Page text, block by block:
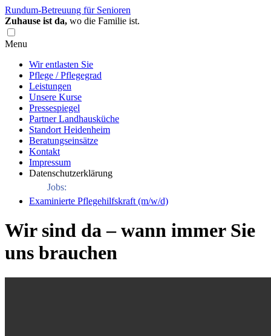
Rundum-Betreuung für Senioren
Zuhause ist da, wo die Familie ist.
Menu
Wir entlasten Sie
Pflege / Pflegegrad
Leistungen
Unsere Kurse
Pressespiegel
Partner Landhausküche
Standort Heidenheim
Beratungseinsätze
Kontakt
Impressum
Datenschutzerklärung
Jobs:
Examinierte Pflegehilfskraft (m/w/d)
Wir sind da – wann immer Sie
uns brauchen